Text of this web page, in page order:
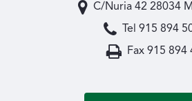
C/Nuria 42 28034
Tel 915 894
Fax 915 894